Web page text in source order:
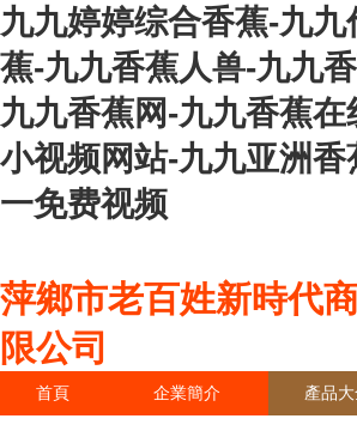
九九婷婷综合香蕉-九
蕉-九九香蕉人兽-九九
九九香蕉网-九九香蕉
小视频网站-九九亚洲香
一免费视频
萍鄉市老百姓新時代
限公司
首頁 企業簡介 產品